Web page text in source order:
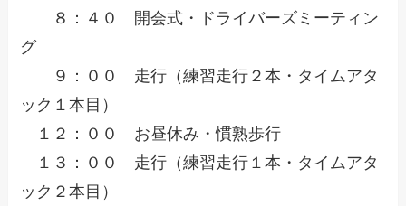
８：４０ 開会式・ドライバーズミーティン
グ
９：００ 走行（練習走行２本・タイムアタ
ック１本目）
１２：００ お昼休み・慣熟歩行
１３：００ 走行（練習走行１本・タイムアタ
ック２本目）